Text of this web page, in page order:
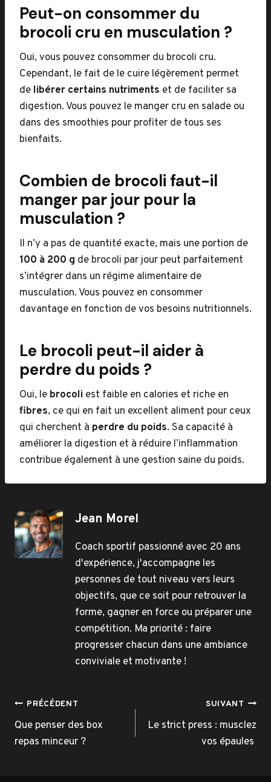
Peut-on consommer du
brocoli cru en musculation ?
Oui, vous pouvez consommer du brocoli cru.
Cependant, le fait de le cuire légèrement permet
de libérer certains nutriments et de faciliter sa
digestion. Vous pouvez le manger cru en salade ou
dans des smoothies pour profiter de tous ses
bienfaits.
Combien de brocoli faut-il
manger par jour pour la
musculation ?
Il n’y a pas de quantité exacte, mais une portion de
100 à 200 g de brocoli par jour peut parfaitement
s’intégrer dans un régime alimentaire de
musculation. Vous pouvez en consommer
davantage en fonction de vos besoins nutritionnels.
Le brocoli peut-il aider à
perdre du poids ?
Oui, le brocoli est faible en calories et riche en
fibres, ce qui en fait un excellent aliment pour ceux
qui cherchent à perdre du poids. Sa capacité à
améliorer la digestion et à réduire l’inflammation
contribue également à une gestion saine du poids.
Jean Morel
Coach sportif passionné avec 20 ans
d'expérience, j'accompagne les
personnes de tout niveau vers leurs
objectifs, que ce soit pour retrouver la
forme, gagner en force ou préparer une
compétition. Ma priorité : faire
progresser chacun dans une ambiance
conviviale et motivante !
Navigation
de
l’article
PRÉCÉDENT
Que penser des box
repas minceur ?
SUIVANT
Le strict press : musclez
vos épaules